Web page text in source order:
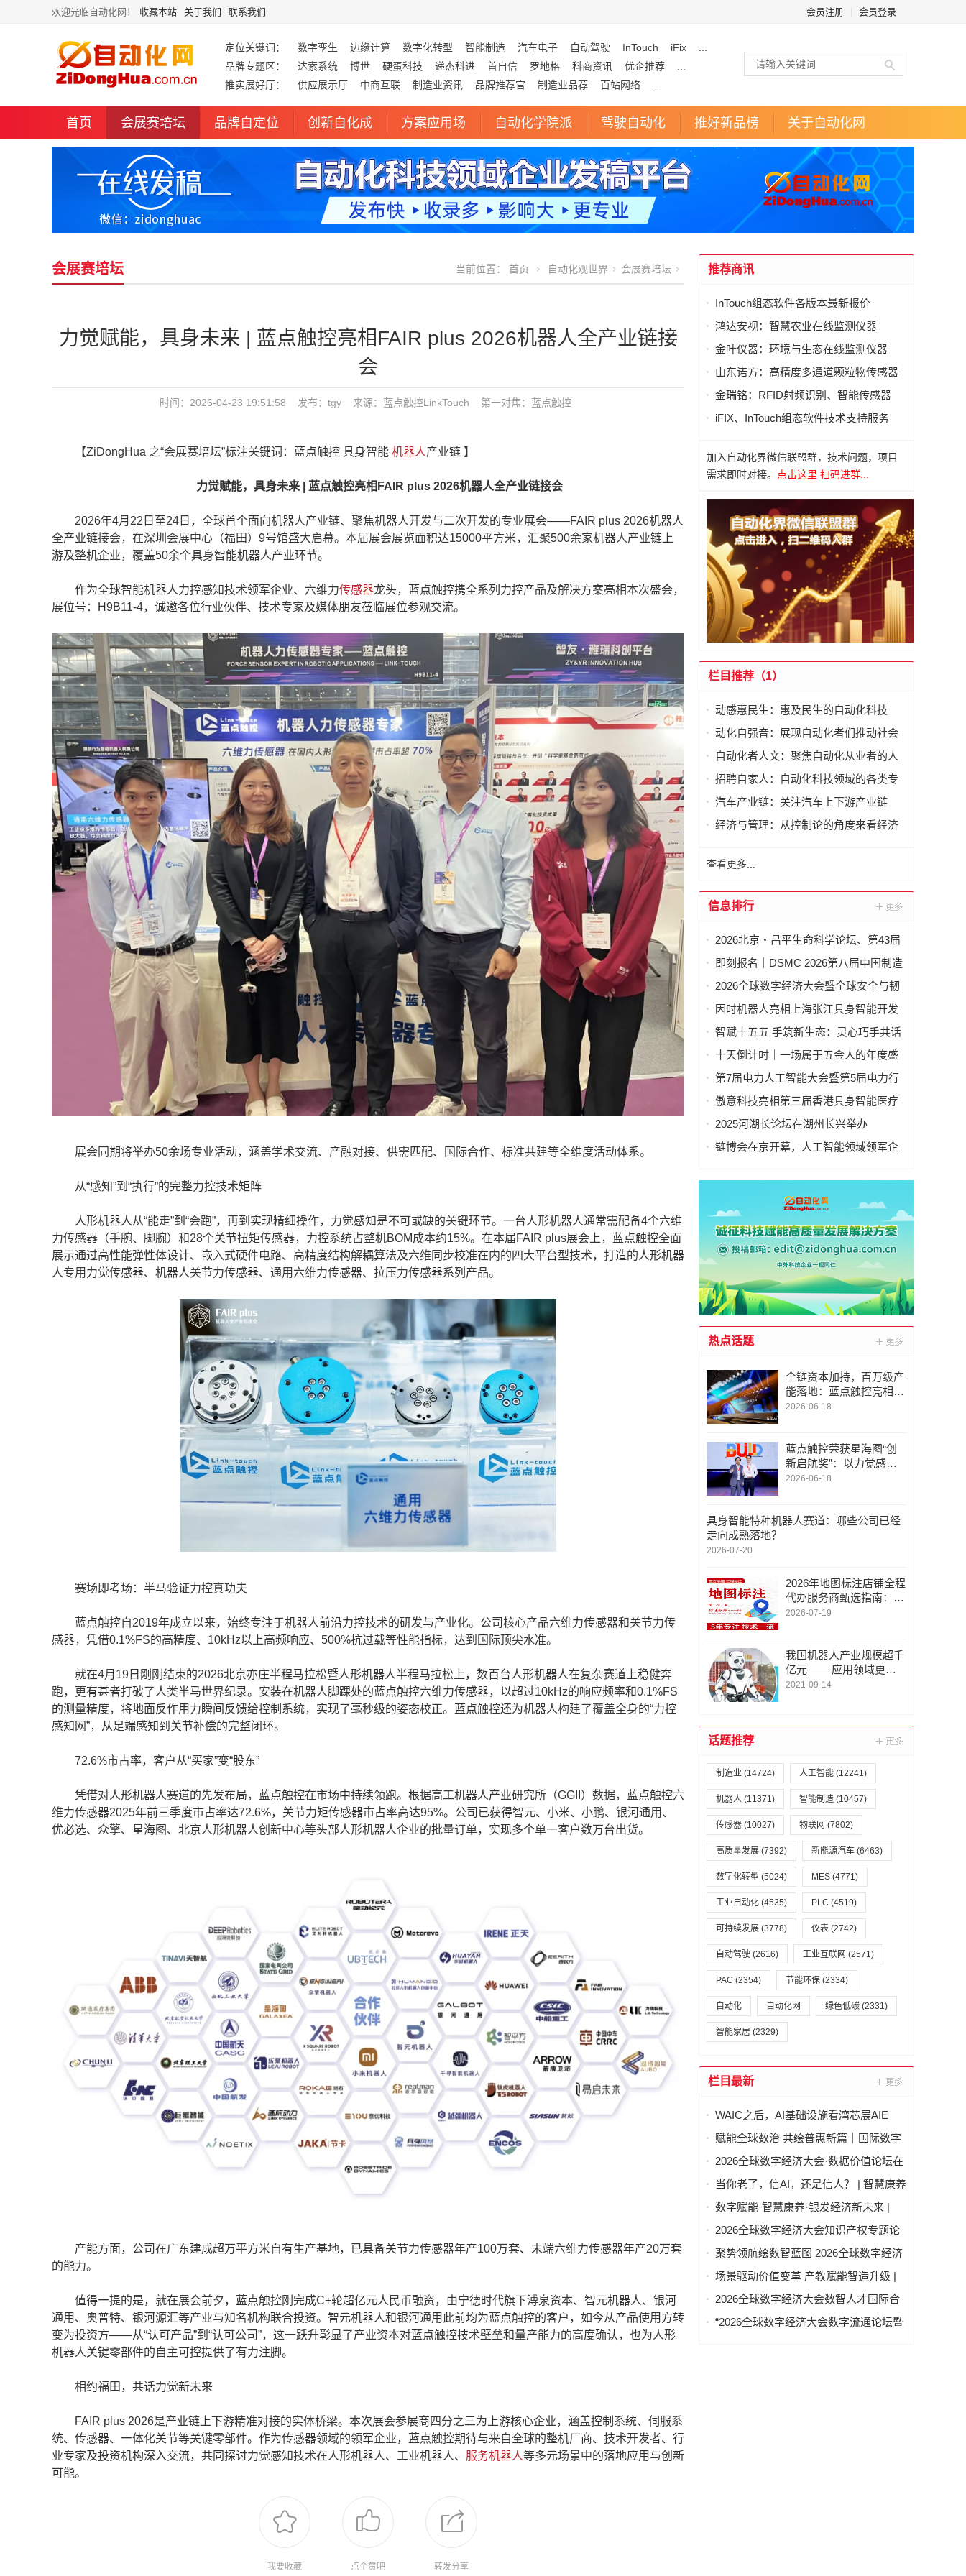
欢迎光临自动化网！ 收藏本站 关于我们 联系我们 会员注册 会员登录
定位关键词： 数字孪生 边缘计算 数字化转型 智能制造 汽车电子 自动驾驶 InTouch iFix
品牌专题区：
达索系统 博世 硬蛋科技 递杰科进 首自信 罗地格 科商资讯 优企推荐
推实展好厅：
供应展示厅 中商互联 制造业资讯 品牌推荐官 制造业品荐 百站网络
首页 会展赛培坛 品牌自定位 创新自化成 方案应用场 自动化学院派 驾驶自动化 推好新品榜 关于自动化网
会展赛培坛 当前位置： 首页 自动化观世界 会展赛培坛
力觉赋能，具身未来 | 蓝点触控亮相FAIR plus 2026机器人全产业链接
会
时间：2026-04-23 19:51:58 发布：tgy 来源：蓝点触控LinkTouch 第一对焦： 蓝点触控
【ZiDongHua 之“会展赛培坛”标注关键词：蓝点触控 具身智能 机器人产业链 】
力觉赋能，具身未来 | 蓝点触控亮相FAIR plus 2026机器人全产业链接会
2026年4月22日至24日，全球首个面向机器人产业链、聚焦机器人开发与二次开发的专业展会——FAIR plus 2026机器人
全产业链接会，在深圳会展中心（福田）9号馆盛大启幕。本届展会展览面积达15000平方米，汇聚500余家机器人产业链上
游及整机企业，覆盖50余个具身智能机器人产业环节。
作为全球智能机器人力控感知技术领军企业、六维力传感器龙头，蓝点触控携全系列力控产品及解决方案亮相本次盛会，
展位号：H9B11-4，诚邀各位行业伙伴、技术专家及媒体朋友莅临展位参观交流。
展会同期将举办50余场专业活动，涵盖学术交流、产融对接、供需匹配、国际合作、标准共建等全维度活动体系。
从“感知”到“执行”的完整力控技术矩阵
人形机器人从“能走”到“会跑”，再到实现精细操作，力觉感知是不可或缺的关键环节。一台人形机器人通常需配备4个六维
力传感器（手腕、脚腕）和28个关节扭矩传感器，力控系统占整机BOM成本约15%。在本届FAIR plus展会上，蓝点触控全面
展示通过高性能弹性体设计、嵌入式硬件电路、高精度结构解耦算法及六维同步校准在内的四大平台型技术，打造的人形机器
人专用力觉传感器、机器人关节力传感器、通用六维力传感器、拉压力传感器系列产品。
赛场即考场：半马验证力控真功夫
蓝点触控自2019年成立以来，始终专注于机器人前沿力控技术的研发与产业化。公司核心产品六维力传感器和关节力传
感器，凭借0.1%FS的高精度、10kHz以上高频响应、500%抗过载等性能指标，达到国际顶尖水准。
就在4月19日刚刚结束的2026北京亦庄半程马拉松暨人形机器人半程马拉松上，数百台人形机器人在复杂赛道上稳健奔
跑，更有甚者打破了人类半马世界纪录。安装在机器人脚踝处的蓝点触控六维力传感器，以超过10kHz的响应频率和0.1%FS
的测量精度，将地面反作用力瞬间反馈给控制系统，实现了毫秒级的姿态校正。蓝点触控还为机器人构建了覆盖全身的“力控
感知网”，从足端感知到关节补偿的完整闭环。
72.6%市占率，客户从“买家”变“股东”
凭借对人形机器人赛道的先发布局，蓝点触控在市场中持续领跑。根据高工机器人产业研究所（GGII）数据，蓝点触控六
维力传感器2025年前三季度市占率达72.6%，关节力矩传感器市占率高达95%。公司已获得智元、小米、小鹏、银河通用、
优必选、众擎、星海图、北京人形机器人创新中心等头部人形机器人企业的批量订单，实现多个单一客户数万台出货。
产能方面，公司在广东建成超万平方米自有生产基地，已具备关节力传感器年产100万套、末端六维力传感器年产20万套
的能力。
值得一提的是，就在展会前夕，蓝点触控刚完成C+轮超亿元人民币融资，由宁德时代旗下溥泉资本、智元机器人、银河
通用、奥普特、银河源汇等产业与知名机构联合投资。智元机器人和银河通用此前均为蓝点触控的客户，如今从产品使用方转
变为投资方——从“认可产品”到“认可公司”，这一跃升彰显了产业资本对蓝点触控技术壁垒和量产能力的高度确认，也为人形
机器人关键零部件的自主可控提供了有力注脚。
相约福田，共话力觉新未来
FAIR plus 2026是产业链上下游精准对接的实体桥梁。本次展会参展商四分之三为上游核心企业，涵盖控制系统、伺服系
统、传感器、一体化关节等关键零部件。作为传感器领域的领军企业，蓝点触控期待与来自全球的整机厂商、技术开发者、行
业专家及投资机构深入交流，共同探讨力觉感知技术在人形机器人、工业机器人、 服务机器人等多元场景中的落地应用与创新
可能。
我要收藏 点个赞吧 转发分享
推荐商讯
InTouch组态软件各版本最新报价
鸿达安视：智慧农业在线监测仪器
金叶仪器：环境与生态在线监测仪器
山东诺方：高精度多通道颗粒物传感器
金瑞铭：RFID射频识别、智能传感器
iFIX、InTouch组态软件技术支持服务
加入自动化界微信联盟群，技术问题，项目
需求即时对接。
点击这里 扫码进群...
栏目推荐（1）
动感惠民生：惠及民生的自动化科技
动化自强音：展现自动化者们推动社会
进步发出的响亮声音
自动化者人文：聚焦自动化从业者的人
文思考
招聘自家人：自动化科技领域的各类专
家及人才需求资讯
汽车产业链：关注汽车上下游产业链
经济与管理：从控制论的角度来看经济
查看更多...
信息排行
2026北京・昌平生命科学论坛、第43届
全国医药工业信息年会在京开幕
即刻报名｜DSMC 2026第八届中国制造
业&新能源数智峰会全新启程！
2026全球数字经济大会暨全球安全与韧
性经济AI论坛在京隆重召开
因时机器人亮相上海张江具身智能开发
者大会
智赋十五五 手筑新生态：灵心巧手共话
具身智能新基建
十天倒计时｜一场属于五金人的年度盛
会，即将启幕！
第7届电力人工智能大会暨第5届电力行
业数字化转型大会，10月相约杭州！
傲意科技亮相第三届香港具身智能医疗
科技论坛，共同探讨医疗科技企业出海
2025河湖长论坛在湖州长兴举办
链博会在京开幕，人工智能领域领军企
热点话题
全链资本加持，百万级产
能落地：蓝点触控亮相张
江具身智能大会，筑牢具
2026-06-18
蓝点触控荣获星海图“创
新启航奖”：以力觉感知
加速具身智能落地
2026-06-18
具身智能特种机器人赛道：哪些公司已经
走向成熟落地？
2026-07-20
2026年地图标注店铺全程
代办服务商甄选指南：深
圳市金智云软件联系/地
2026-07-19
我国机器人产业规模超千
亿元—— 应用领域更广
泛 产业短板待补齐
2021-09-14
话题推荐
制造业 (14724) 人工智能 (12241)
机器人 (11371) 智能制造 (10457)
传感器 (10027) 物联网 (7802)
高质量发展 (7392) 新能源汽车 (6463)
数字化转型 (5024) MES (4771)
工业自动化 (4535) PLC (4519)
可持续发展 (3778) 仪表 (2742)
自动驾驶 (2616) 工业互联网 (2571)
PAC (2354) 节能环保 (2334)
自动化 自动化网 绿色低碳 (2331)
智能家居 (2329)
栏目最新
WAIC之后，AI基础设施看湾芯展AIE
赋能全球数治 共绘普惠新篇｜国际数字
经济治理与领军人才能力建设项目（第
2026全球数字经济大会·数据价值论坛在
北京隆重举行
当你老了，信AI，还是信人？ | 智慧康养
论坛上，这个问题激辩了数个小时
数字赋能·智慧康养·银发经济新未来 |
2026全球数字经济大会—智慧康养产业
2026全球数字经济大会知识产权专题论
坛 “知识产权赋能新质生产力发展” 成功
聚势领航绘数智蓝图 2026全球数字经济
大会物联网与智慧城市专题论坛成功举
场景驱动价值变革 产教赋能智造升级 |
2026全球数字经济大会AI+制造场景落地
2026全球数字经济大会数智人才国际合
作论坛在京举办
“2026全球数字经济大会数字流通论坛暨